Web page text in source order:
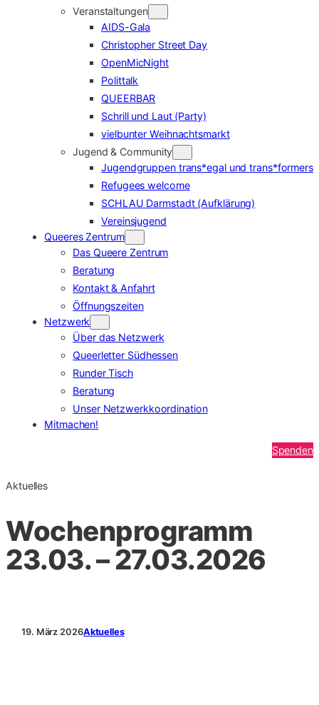
Veranstaltungen
AIDS-Gala
Christopher Street Day
OpenMicNight
Polittalk
QUEERBAR
Schrill und Laut (Party)
vielbunter Weihnachtsmarkt
Jugend & Community
Jugendgruppen trans*egal und trans*formers
Refugees welcome
SCHLAU Darmstadt (Aufklärung)
Vereinsjugend
Queeres Zentrum
Das Queere Zentrum
Beratung
Kontakt & Anfahrt
Öffnungszeiten
Netzwerk
Über das Netzwerk
Queerletter Südhessen
Runder Tisch
Beratung
Unser Netzwerkkoordination
Mitmachen!
Spenden
Aktuelles
Wochenprogramm
23.03. – 27.03.2026
19. März 2026Aktuelles